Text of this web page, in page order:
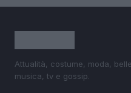
Attualità, costume, moda,
musica, tv e gossip.